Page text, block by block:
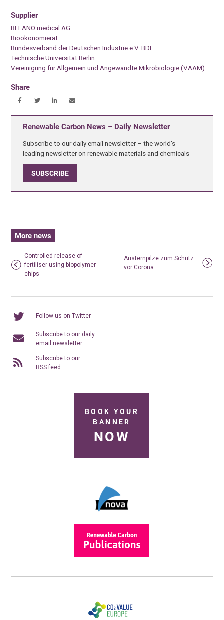
Supplier
BELANO medical AG
Bioökonomierat
Bundesverband der Deutschen Industrie e.V. BDI
Technische Universität Berlin
Vereinigung für Allgemein und Angewandte Mikrobiologie (VAAM)
Share
Renewable Carbon News – Daily Newsletter
Subscribe to our daily email newsletter – the world's
leading newsletter on renewable materials and chemicals
SUBSCRIBE
More news
Controlled release of
fertiliser using biopolymer
chips
Austernpilze zum Schutz
vor Corona
Follow us on Twitter
Subscribe to our daily
email newsletter
Subscribe to our
RSS feed
BOOK YOUR
BANNER
NOW